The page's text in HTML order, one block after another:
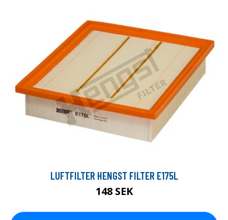
LUFTFILTER HENGST FILTER E175L
148 SEK